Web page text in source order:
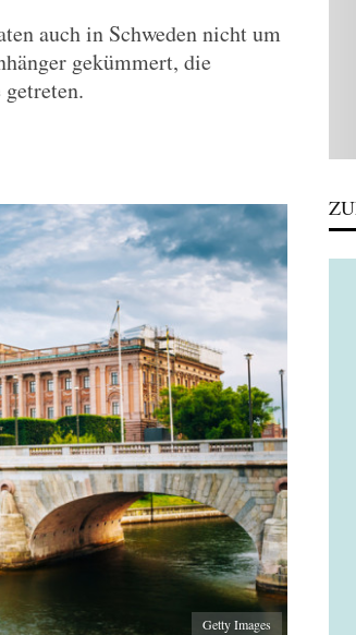
auch in Schweden nicht um
gekümmert, die
Getty Images